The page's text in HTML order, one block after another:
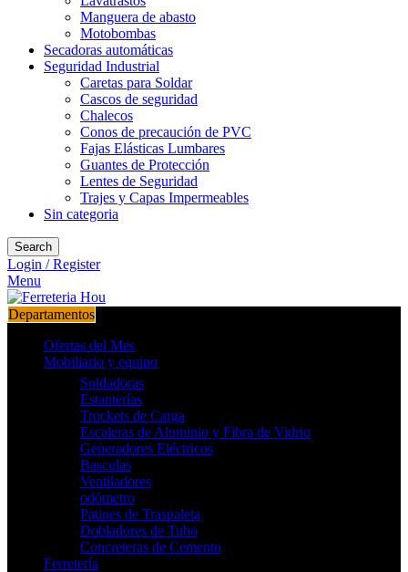
Manguera de abasto
Motobombas
Secadoras automáticas
Seguridad Industrial
Caretas para Soldar
Cascos de seguridad
Chalecos
Conos de precaución de PVC
Fajas Elásticas Lumbares
Guantes de Protección
Lentes de Seguridad
Trajes y Capas Impermeables
Sin categoria
Search
Login / Register
Menu
Departamentos
Ofertas del Mes
Mobiliario y equipo
Soldadoras
Estanterías
Trockets de Carga
Escaleras de Aluminio y Fibra de Vidrio
Generadores Eléctricos
Basculas
Ventiladores
odómetro
Patines de Traspaleta
Dobladores de Tubo
Concreteras de Cemento
Ferretería